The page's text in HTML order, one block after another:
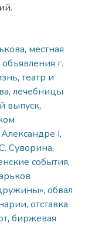
, местная
объявления г.
, театр и
, лечебницы
выпуск,
І,
Суворина,
события,
, обвал
, отставка
, биржевая